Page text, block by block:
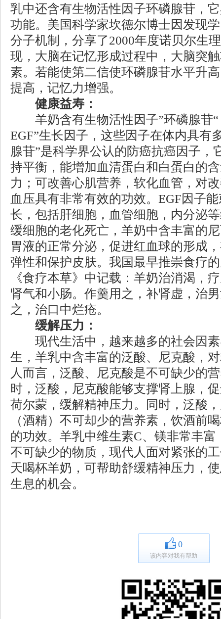
乳中还含有生物活性因子环磷腺苷，
功能。美国科学家坎德尔博士因发现
分子机制，分享了2000年度诺贝尔生
现，大脑在记忆形成过程中，大脑突
素。若能使第二信使环磷腺苷水平升
提高，记忆力增强。
健康益寿：
羊奶含有生物活性因子”环磷腺苷“
EGF”生长因子，这些因子在体内具有
腺苷”是科学界公认的防癌抗癌因子，
持平衡，能增加血清蛋白和白蛋白的
力；可改善心肌营养，软化血管，对
血压具有非常有效的功效。EGF因子
长，包括肝细胞，血管细胞，内分泌
缓细胞的老化死亡，羊奶中含丰富的
胃液的正常分泌，促进红血球的形成
弹性和保护皮肤。我国最早推崇食疗
《食疗本草》中记载：羊奶治消渴，
肾气和小肠。作羹用之，补肾虚，治
之，治口中烂疮。
缓解压力：
现代生活中，越来越多的社会因素
生，羊乳中含丰富的泛酸、尼克酸，
人而言，泛酸、尼克酸是不可缺少的
时，泛酸，尼克酸能够支撑肾上腺，
荷尔蒙，缓解精神压力。同时，泛酸
（酒精）不可却少的营养素，饮酒前
的功效。羊乳中维生素C、镁非常丰
不可缺少的物质，现代人面对紧张的
天喝杯羊奶，可帮助舒缓精神压力，
生息的机会。
0
该内容对我有帮助